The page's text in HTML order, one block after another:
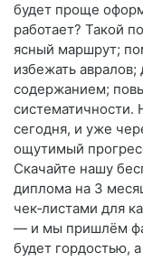
будет проще
работает? Такой
ясный маршрут;
избежать
содержанием;
систематичности.
сегодня, и уже
ощутимый
Скачайте нашу
диплома на 3
чек‑листами для
— и мы пришлём
будет гордостью,